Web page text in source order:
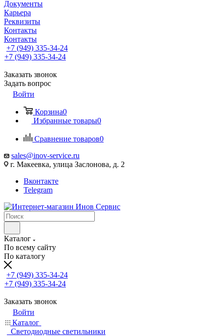
Документы
Карьера
Реквизиты
Контакты
Контакты
+7 (949) 335-34-24
+7 (949) 335-34-24
Заказать звонок
Задать вопрос
Войти
Корзина0
Избранные товары0
Сравнение товаров0
sales@inov-service.ru
г. Макеевка, улица Заслонова, д. 2
Вконтакте
Telegram
Каталог
По всему сайту
По каталогу
+7 (949) 335-34-24
+7 (949) 335-34-24
Заказать звонок
Войти
Каталог
Светодиодные светильники